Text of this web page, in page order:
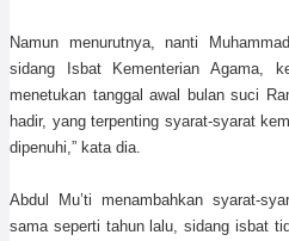
Namun menurutnya, nanti
sidang Isbat Kementerian Agama,
menetukan tanggal awal bulan suci
hadir, yang terpenting syarat-syarat
dipenuhi,” kata dia.
Abdul Mu’ti menambahkan syarat-
sama seperti tahun lalu, sidang isbat